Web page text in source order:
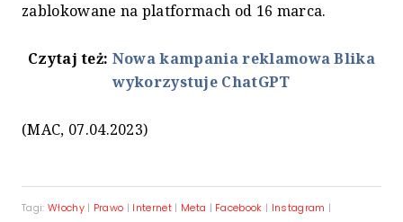
zablokowane na platformach od 16 marca.
Czytaj też: Nowa kampania reklamowa Blika
wykorzystuje ChatGPT
(MAC, 07.04.2023)
Tagi: Włochy| Prawo | Internet| Meta | Facebook | Instagram |